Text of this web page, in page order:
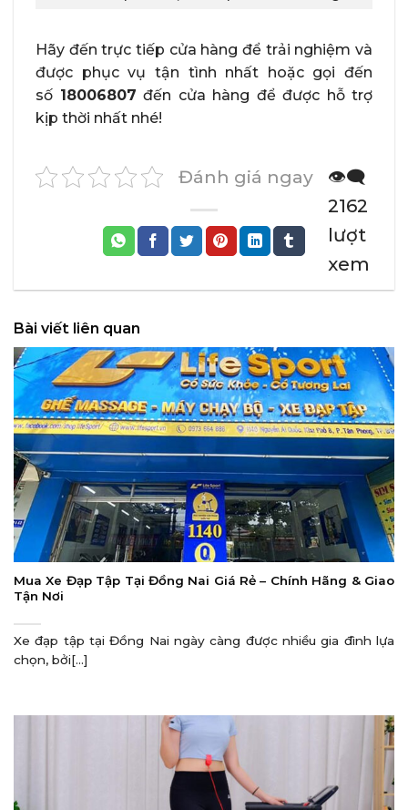
Hãy đến trực tiếp cửa hàng để trải nghiệm và
được phục vụ tận tình nhất hoặc gọi đến
số 18006807 đến cửa hàng để được hỗ trợ
kịp thời nhất nhé!
Đánh giá ngay
👁️‍🗨️
2162
lượt
xem
Bài viết liên quan
Mua Xe Đạp Tập Tại Đồng Nai Giá Rẻ – Chính Hãng & Giao
Tận Nơi
Xe đạp tập tại Đồng Nai ngày càng được nhiều gia đình lựa
chọn, bởi[...]